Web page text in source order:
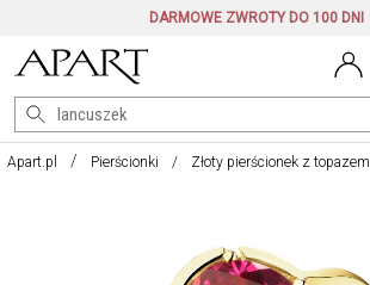
DARMOWE ZWROTY DO 100 DNI
Apart.pl Pierścionki Złoty pierścionek z topazem